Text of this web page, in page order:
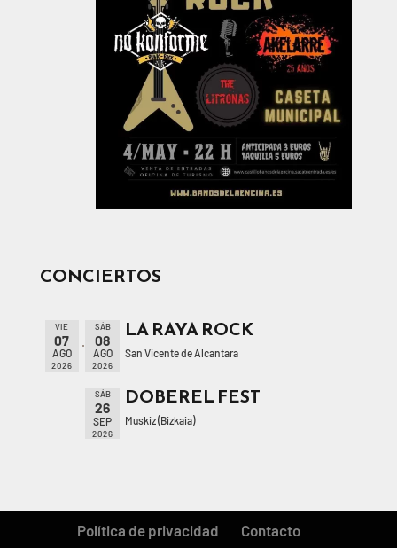
CONCIERTOS
VIE
07
AGO
2026
SÁB
08
AGO
2026
LA RAYA ROCK
San Vicente de Alcantara
SÁB
26
SEP
2026
DOBEREL FEST
Muskiz (Bizkaia)
Política de privacidad Contacto